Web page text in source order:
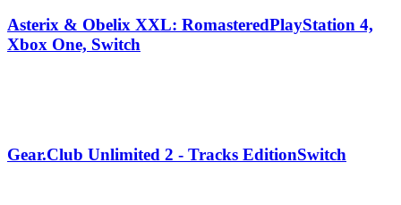
Asterix & Obelix XXL: RomasteredPlayStation 4,
Xbox One, Switch
Gear.Club Unlimited 2 - Tracks EditionSwitch